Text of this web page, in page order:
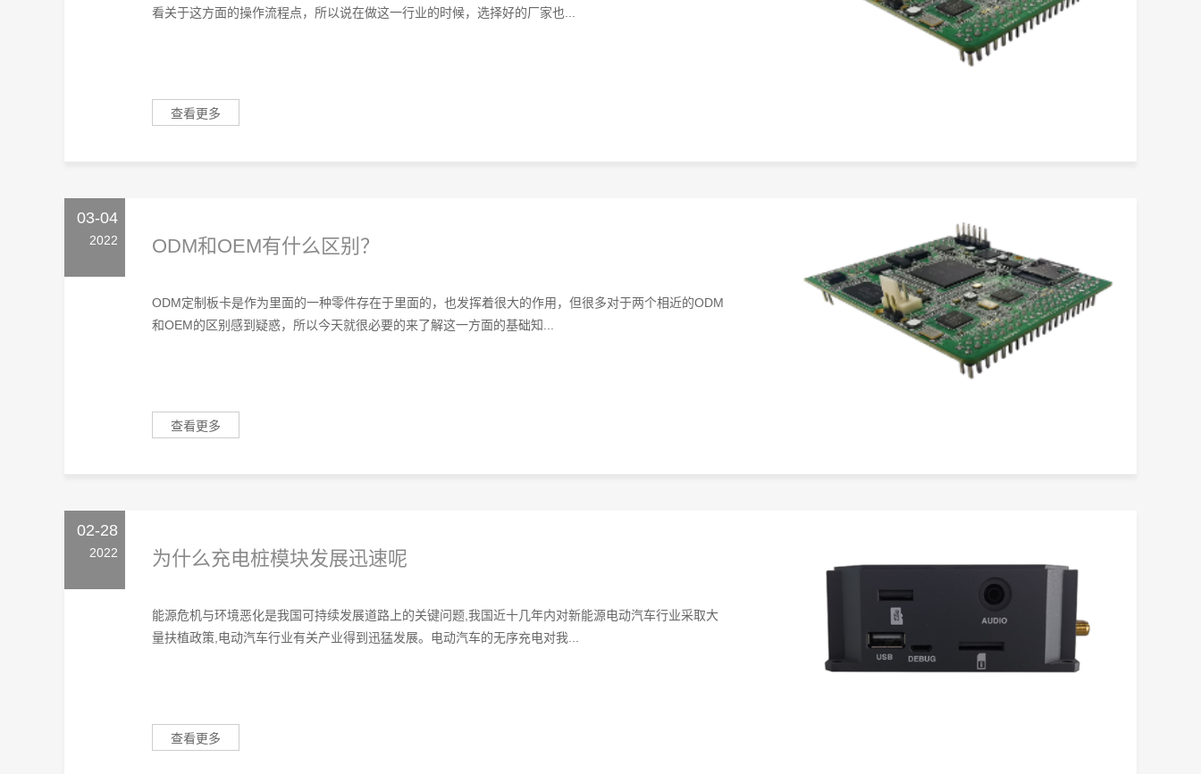
看关于这方面的操作流程点，所以说在做这一行业的时候，选择好的厂家也...
查看更多
03-04
2022 ODM和OEM有什么区别？
ODM定制板卡‍是作为里面的一种零件存在于里面的，也发挥着很大的作用，但很多对于两个相近的ODM
和OEM的区别感到疑惑，所以今天就很必要的来了解这一方面的基础知...
查看更多
02-28
2022 为什么充电桩模块发展迅速呢
能源危机与环境恶化是我国可持续发展道路上的关键问题,我国近十几年内对新能源电动汽车行业采取大
量扶植政策,电动汽车行业有关产业得到迅猛发展。电动汽车的无序充电对我...
查看更多